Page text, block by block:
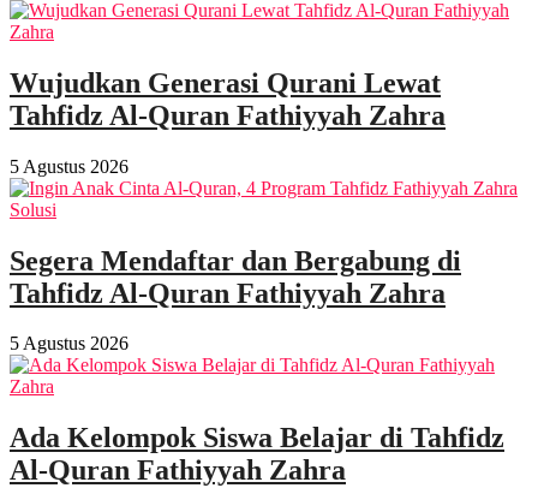
Wujudkan Generasi Qurani Lewat
Tahfidz Al-Quran Fathiyyah Zahra
5 Agustus 2026
Segera Mendaftar dan Bergabung di
Tahfidz Al-Quran Fathiyyah Zahra
5 Agustus 2026
Ada Kelompok Siswa Belajar di Tahfidz
Al-Quran Fathiyyah Zahra